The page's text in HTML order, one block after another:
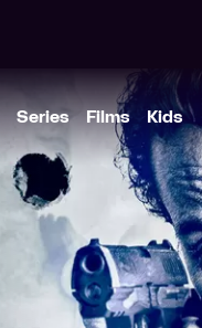
Series Films Kids